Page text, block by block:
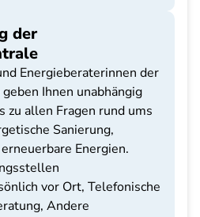
der
Energieberaterinnen der
Ihnen unabhängig
zu allen Fragen rund ums
Sanierung,
Energien.
vor Ort, Telefonische
Andere